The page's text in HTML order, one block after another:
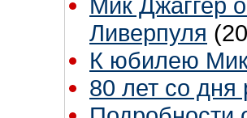
Мик Джаггер
Ливерпуля
К юбилею
80 лет со